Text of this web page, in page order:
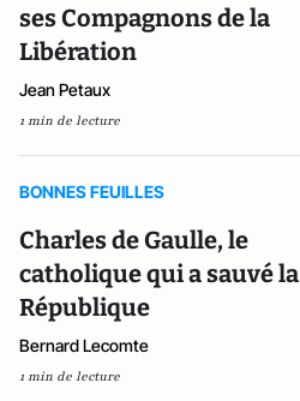
ses Compagnons de la
Libération
Jean Petaux
1 min de lecture
BONNES FEUILLES
Charles de Gaulle, le
catholique qui a sauvé la
République
Bernard Lecomte
1 min de lecture